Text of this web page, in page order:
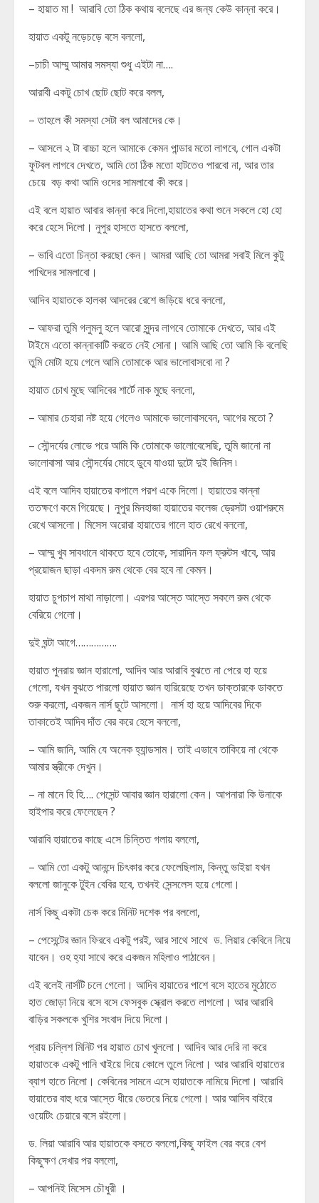
– হায়াত মা ! আরাবি তো ঠিক কথায় বলেছে এর জন্য কেউ কান্না করে।
হায়াত একটু নড়েচড়ে বসে বললো,
–চাচী আম্মু আমার সমস্যা শুধু এইটা না….
আরাবী একটু চোখ ছোট ছোট করে বলল,
– তাহলে কী সমস্যা সেটা বল আমাদের কে।
– আসলে ২ টা বাচ্চা হলে আমাকে কেমন পান্ডার মতো লাগবে, গোল একটা
ফুটবল লাগবে দেখতে, আমি তো ঠিক মতো হাটতেও পারবো না, আর তার
চেয়ে বড় কথা আমি ওদের সামলাবো কী করে।
এই বলে হায়াত আবার কান্না করে দিলো,হায়াতের কথা শুনে সকলে হো হো
করে হেসে দিলো। নুপুর হাসতে হাসতে বললো,
– ভাবি এতো চিন্তা করছো কেন। আমরা আছি তো আমরা সবাই মিলে কুটু
পাখিদের সামলাবো।
আদিব হায়াতকে হালকা আদরের রেশে জড়িয়ে ধরে বললো,
– আফরা তুমি গলুমলু হলে আরো সুন্দর লাগবে তোমাকে দেখতে, আর এই
টাইমে এতো কান্নাকাটি করতে নেই সোনা। আমি আছি তো আমি কি বলেছি
তুমি মোটা হয়ে গেলে আমি তোমাকে আর ভালোবাসবো না ?
হায়াত চোখ মুছে আদিবের শার্টে নাক মুছে বললো,
– আমার চেহারা নষ্ট হয়ে গেলেও আমাকে ভালোবাসবেন, আগের মতো ?
– সৌন্দর্যের লোভে পরে আমি কি তোমাকে ভালোবেসেছি, তুমি জানো না
ভালোবাসা আর সৌন্দর্যের মোহে ডুবে যাওয়া দুটো দুই জিনিস ৷
এই বলে আদিব হায়াতের কপালে পরশ একে দিলো। হায়াতের কান্না
ততক্ষণে কমে গিয়েছে। নুপুর মিনহাজা হায়াতের কলেজ ড্রেসটা ওয়াশরুমে
রেখে আসলো। মিসেস অরোরা হায়াতের গালে হাত রেখে বললো,
– আম্মু খুব সাবধানে থাকতে হবে তোকে, সারাদিন ফল ফ্রুটস খাবে, আর
প্রয়োজন ছাড়া একদম রুম থেকে বের হবে না কেমন।
হায়াত চুপচাপ মাথা নাড়ালো। এরপর আস্তে আস্তে সকলে রুম থেকে
বেরিয়ে গেলো।
দুই ঘন্টা আগে…………….
হায়াত পুনরায় জ্ঞান হারালো, আদিব আর আরাবি বুঝতে না পেরে হা হয়ে
গেলো, যখন বুঝতে পারলো হায়াত জ্ঞান হারিয়েছে তখন ডাক্তারকে ডাকতে
শুরু করলো, একজন নার্স ছুটে আসলো। নার্স হা হয়ে আদিবের দিকে
তাকাতেই আদিব দাঁত বের করে হেসে বললো,
– আমি জানি, আমি যে অনেক হ্যান্ডসাম। তাই এভাবে তাকিয়ে না থেকে
আমার স্ত্রীকে দেখুন।
– না মানে হি হি…. পেসেন্ট আবার জ্ঞান হারালো কেন। আপনারা কি উনাকে
হাইপার করে ফেলেছেন ?
আরাবি হায়াতের কাছে এসে চিন্তিত গলায় বললো,
– আমি তো একটু আনন্দে চিৎকার করে ফেলেছিলাম, কিন্তু ভাইয়া যখন
বললো জানুকে টুইন বেবির হবে, তখনই সেন্সলেস হয়ে গেলো।
নার্স কিছু একটা চেক করে মিনিট দশেক পর বললো,
– পেসেন্টের জ্ঞান ফিরবে একটু পরই, আর সাথে সাথে ড. লিয়ার কেবিনে নিয়ে
যাবেন। ওহ হ্যা সাথে করে একজন মহিলাও পাঠাবেন।
এই বলেই নার্সটি চলে গেলো। আদিব হায়াতের পাশে বসে হাতের মুঠোতে
হাত জোড়া নিয়ে বসে বসে ফেসবুক স্ক্রোল করতে লাগলো। আর আরাবি
বাড়ির সকলকে খুশির সংবাদ দিয়ে দিলো।
প্রায় চল্লিশ মিনিট পর হায়াত চোখ খুললো। আদিব আর দেরি না করে
হায়াতকে একটু পানি খাইয়ে দিয়ে কোলে তুলে নিলো। আর আরাবি হায়াতের
ব্যাগ হাতে নিলো। কেবিনের সামনে এসে হায়াতকে নামিয়ে দিলো। আরাবি
হায়াতের বাহু ধরে আস্তে ধীরে ভেতরে নিয়ে গেলো। আর আদিব বাইরে
ওয়েটিং চেয়ারে বসে রইলো।
ড. লিয়া আরাবি আর হায়াতকে বসতে বললো,কিছু ফাইল বের করে বেশ
কিছুক্ষণ দেখার পর বললো,
– আপনিই মিসেস চৌধুরী ।